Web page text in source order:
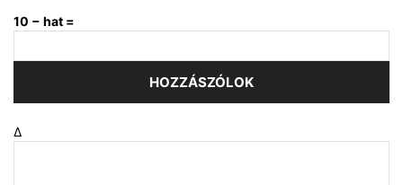
10 − hat =
Δ